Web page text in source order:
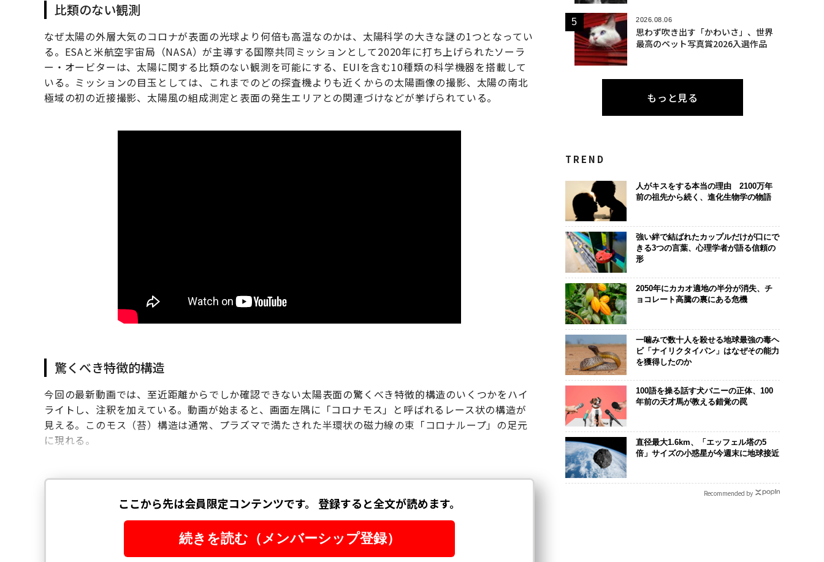
比類のない観測
なぜ太陽の外層大気のコロナが表面の光球より何倍も高温なのかは、太陽科学の大きな謎の1つとなってい
る。ESAと米航空宇宙局（NASA）が主導する国際共同ミッションとして2020年に打ち上げられたソーラ
ー・オービターは、太陽に関する比類のない観測を可能にする、EUIを含む10種類の科学機器を搭載して
いる。ミッションの目玉としては、これまでのどの探査機よりも近くからの太陽画像の撮影、太陽の南北
極域の初の近接撮影、太陽風の組成測定と表面の発生エリアとの関連づけなどが挙げられている。
驚くべき特徴的構造
今回の最新動画では、至近距離からでしか確認できない太陽表面の驚くべき特徴的構造のいくつかをハイ
ライトし、注釈を加えている。動画が始まると、画面左隅に「コロナモス」と呼ばれるレース状の構造が
見える。このモス（苔）構造は通常、プラズマで満たされた半環状の磁力線の束「コロナループ」の足元
に現れる。
2026.08.06
思わず吹き出す「かわいさ」、世界
最高のペット写真賞2026入選作品
もっと見る
TREND
人がキスをする本当の理由 2100万年
前の祖先から続く、進化生物学の物語
強い絆で結ばれたカップルだけが口にで
きる3つの言葉、心理学者が語る信頼の
形
2050年にカカオ適地の半分が消失、チ
ョコレート高騰の裏にある危機
一噛みで数十人を殺せる地球最強の毒ヘ
ビ「ナイリクタイパン」はなぜその能力
を獲得したのか
100語を操る話す犬バニーの正体、100
年前の天才馬が教える錯覚の罠
直径最大1.6km、「エッフェル塔の5
倍」サイズの小惑星が今週末に地球接近
Recommended by